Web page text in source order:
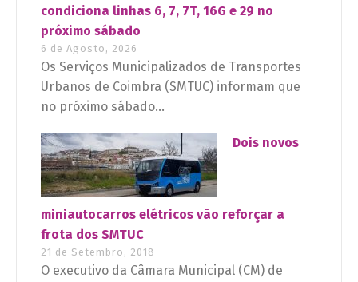
condiciona linhas 6, 7, 7T, 16G e 29 no
próximo sábado
6 de Agosto, 2026
Os Serviços Municipalizados de Transportes
Urbanos de Coimbra (SMTUC) informam que
no próximo sábado...
Dois novos
miniautocarros elétricos vão reforçar a
frota dos SMTUC
21 de Setembro, 2018
O executivo da Câmara Municipal (CM) de